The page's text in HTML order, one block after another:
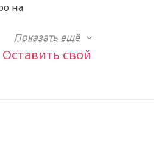
на
Показать ещё
Оставить свой